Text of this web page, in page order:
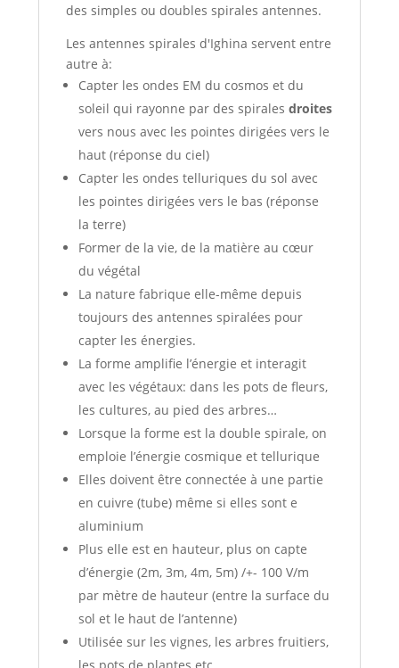
des simples ou doubles spirales antennes.
Les antennes spirales d'Ighina servent entre
autre à:
Capter les ondes EM du cosmos et du
soleil qui rayonne par des spirales droites
vers nous avec les pointes dirigées vers le
haut (réponse du ciel)
Capter les ondes telluriques du sol avec
les pointes dirigées vers le bas (réponse
la terre)
Former de la vie, de la matière au cœur
du végétal
La nature fabrique elle-même depuis
toujours des antennes spiralées pour
capter les énergies.
La forme amplifie l’énergie et interagit
avec les végétaux: dans les pots de fleurs,
les cultures, au pied des arbres…
Lorsque la forme est la double spirale, on
emploie l’énergie cosmique et tellurique
Elles doivent être connectée à une partie
en cuivre (tube) même si elles sont e
aluminium
Plus elle est en hauteur, plus on capte
d’énergie (2m, 3m, 4m, 5m) /+- 100 V/m
par mètre de hauteur (entre la surface du
sol et le haut de l’antenne)
Utilisée sur les vignes, les arbres fruitiers,